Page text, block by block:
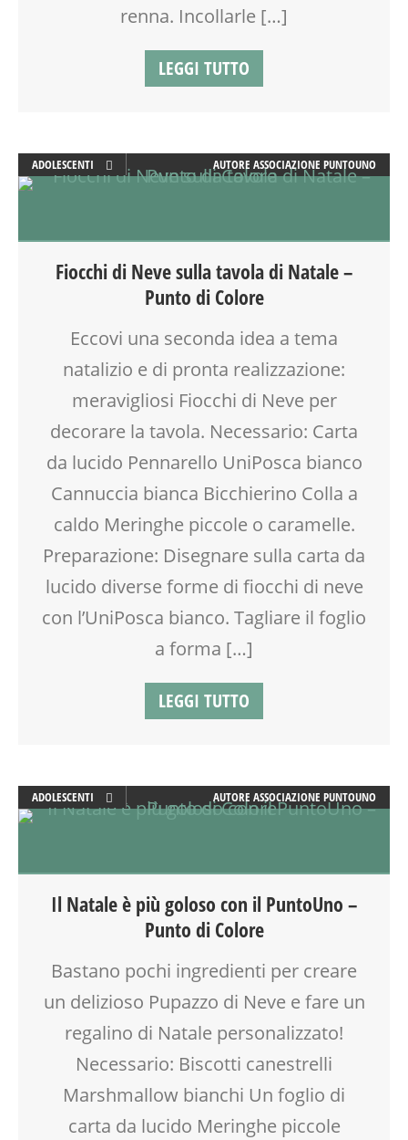
renna. Incollarle […]
LEGGI TUTTO
ADOLESCENTI
ARTE
GENITORE
MOOD BOX
TEMPO LIBERO
VIA FARUFFINI
WORKSHOP
AUTORE ASSOCIAZIONE PUNTOUNO
Fiocchi di Neve sulla tavola di Natale –
Punto di Colore
Eccovi una seconda idea a tema
natalizio e di pronta realizzazione:
meravigliosi Fiocchi di Neve per
decorare la tavola. Necessario: Carta
da lucido Pennarello UniPosca bianco
Cannuccia bianca Bicchierino Colla a
caldo Meringhe piccole o caramelle.
Preparazione: Disegnare sulla carta da
lucido diverse forme di fiocchi di neve
con l’UniPosca bianco. Tagliare il foglio
a forma […]
LEGGI TUTTO
ADOLESCENTI
ADULTI
CREATIVITÀ
DOPO SCUOLA
FAMIGLIA
LABORATORIO
MAMME
AUTORE ASSOCIAZIONE PUNTOUNO
Il Natale è più goloso con il PuntoUno –
Punto di Colore
Bastano pochi ingredienti per creare
un delizioso Pupazzo di Neve e fare un
regalino di Natale personalizzato!
Necessario: Biscotti canestrelli
Marshmallow bianchi Un foglio di
carta da lucido Meringhe piccole